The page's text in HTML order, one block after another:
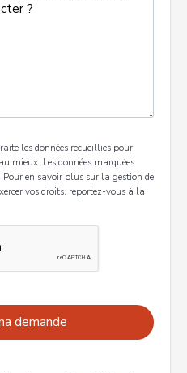
les données recueillies pour
mieux. Les données marquées
en savoir plus sur la gestion de
vos droits, reportez-vous à la